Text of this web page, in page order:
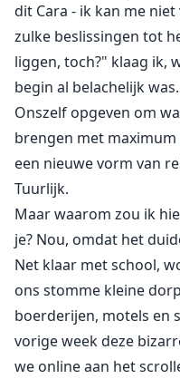
kan leren liefhebben...
Zal Margot de
hem te helpen
Zal Coban in staat zijn
seks?
Wat begint als
tot obsessie die
liefde...
Een temperamentvolle
dit Cara - ik kan me
zulke beslissingen tot
liggen, toch?" klaag ik,
begin al belachelijk was.
Onszelf opgeven om
brengen met
een nieuwe vorm van
Tuurlijk.
Maar waarom zou ik
je? Nou, omdat het
Net klaar met school,
ons stomme kleine
boerderijen, motels en
vorige week deze
we online aan het